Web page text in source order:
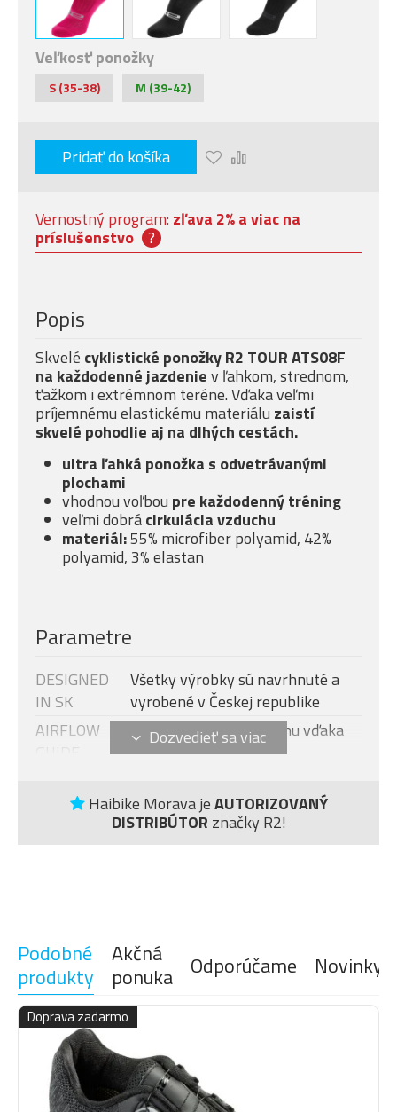
Veľkosť ponožky
S (35-38) M (39-42)
Pridať do košíka
Haibike Morava jeAUTORIZOVANÝ
DISTRIBÚTOR značky R2!
Vernostný program: zľava 2% a viac na
príslušenstvo ?
Popis
Skvelé cyklistické ponožky R2 TOUR ATS08F
na každodenné jazdeniev ľahkom, strednom,
ťažkom i extrémnom teréne. Vďaka veľmi
príjemnému elastickému materiálu zaistí
skvelé pohodlie aj na dlhých cestách.
ultra ľahká ponožka s odvetrávanými
plochami
vhodnou voľbou pre každodenný tréning
veľmi dobrácirkulácia vzduchu
materiál:55% microfiber polyamid, 42%
polyamid, 3% elastan
Parametre
DESIGNED
IN SK
Všetky výrobky sú navrhnuté a
vyrobené v Českej republike
AIRFLOW
Skvelá cirkulácia vzduchu vďaka
odvetrávacej sietovine.
360°
priehlavku pre čo najvyššiu
ergonómiu a podporu
prirodzeného pohybu.
MOISTURE
TRANSPORT
SYSTÉM
Špeciálny systém, ktorý odvádza
pot od pokožky a dodáva tak
pocit komfortu a sucha v
ERGO
PROFILE
prepleteniu elastického
materiálu zaručuje skvelú
Podobné
produkty
Akčná
ponuka Odporúčame Novinky
Doprava zadarmo